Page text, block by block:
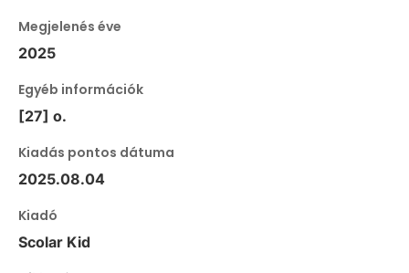
Megjelenés éve
2025
Egyéb információk
[27] o.
Kiadás pontos dátuma
2025.08.04
Kiadó
Scolar Kid